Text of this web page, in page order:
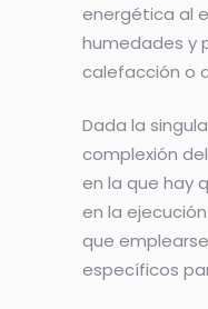
energética al
humedades y
calefacción o
Dada la
complexión
en la que hay
en la
que
específicos